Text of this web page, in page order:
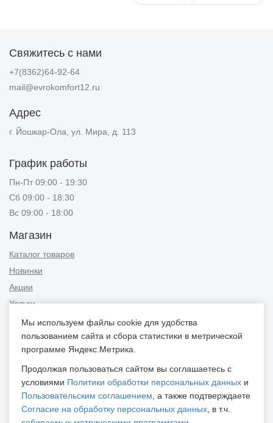
Свяжитесь с нами
+7(8362)64-92-64
mail@evrokomfort12.ru
Адрес
г. Йошкар-Ола, ул. Мира, д. 113
График работы
Пн-Пт 09:00 - 19:30
Сб 09:00 - 18:30
Вс 09:00 - 18:00
Магазин
Каталог товаров
Новинки
Акции
Услуги
Информация
Публичная оферта
Контакты
Положение об обработке персональных данных
Пользовательское соглашение
Мы используем файлы cookie для удобства
пользованием сайта и сбора статистики в метрической
программе Яндекс.Метрика.
Продолжая пользоваться сайтом вы соглашаетесь с
условиями Политики обработки персональных данных и
Пользовательским соглашением , а также подтверждаете
Согласие на обработку персональных данных , в т.ч.